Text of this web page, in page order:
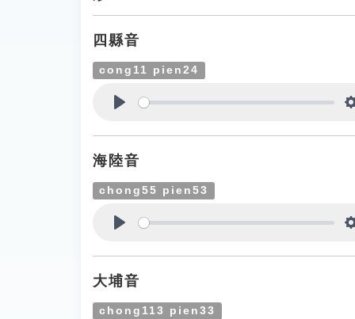
四縣音
cong11 pien24
海陸音
chong55 pien53
大埔音
chong113 pien33